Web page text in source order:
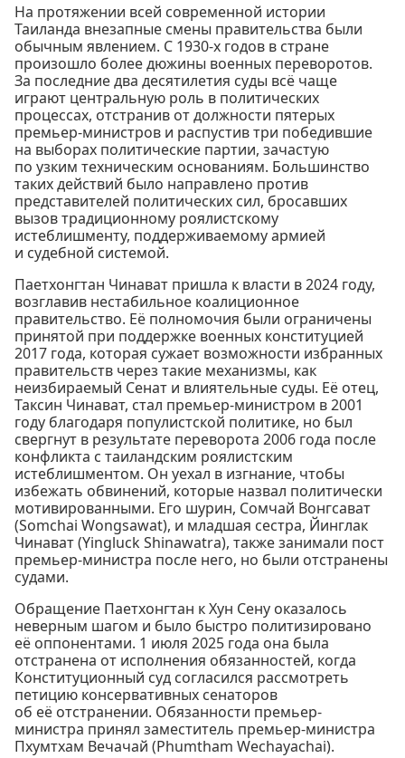
На протяжении всей современной истории
Таиланда внезапные смены правительства были
обычным явлением. С 1930-х годов в стране
произошло более дюжины военных переворотов.
За последние два десятилетия суды всё чаще
играют центральную роль в политических
процессах, отстранив от должности пятерых
премьер-министров и распустив три победившие
на выборах политические партии, зачастую
по узким техническим основаниям. Большинство
таких действий было направлено против
представителей политических сил, бросавших
вызов традиционному роялистскому
истеблишменту, поддерживаемому армией
и судебной системой.
Паетхонгтан Чинават пришла к власти в 2024 году,
возглавив нестабильное коалиционное
правительство. Её полномочия были ограничены
принятой при поддержке военных конституцией
2017 года, которая сужает возможности избранных
правительств через такие механизмы, как
неизбираемый Сенат и влиятельные суды. Её отец,
Таксин Чинават, стал премьер-министром в 2001
году благодаря популистской политике, но был
свергнут в результате переворота 2006 года после
конфликта с таиландским роялистским
истеблишментом. Он уехал в изгнание, чтобы
избежать обвинений, которые назвал политически
мотивированными. Его шурин, Сомчай Вонгсават
(Somchai Wongsawat), и младшая сестра, Йинглак
Чинават (Yingluck Shinawatra), также занимали пост
премьер-министра после него, но были отстранены
судами.
Обращение Паетхонгтан к Хун Сену оказалось
неверным шагом и было быстро политизировано
её оппонентами. 1 июля 2025 года она была
отстранена от исполнения обязанностей, когда
Конституционный суд согласился рассмотреть
петицию консервативных сенаторов
об её отстранении. Обязанности премьер-
министра принял заместитель премьер-министра
Пхумтхам Вечачай (Phumtham Wechayachai).